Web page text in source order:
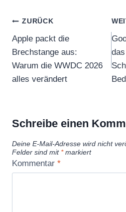
Beitragsnavigation
ZURÜCK
Apple packt die
Brechstange aus:
Warum die WWDC 2026
alles verändert
Schreibe einen
Deine E-Mail-Adresse wird nicht
Felder sind mit *markiert
Kommentar *